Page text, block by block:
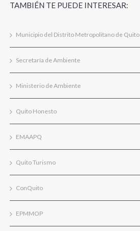
TAMBIÉN TE PUEDE INTERESAR:
Municipio del Distrito Metropolitano de Quito
Secretaría de Ambiente
Ministerio de Ambiente
Quito Honesto
EMAAPQ
Quito Turismo
ConQuito
EPMMOP